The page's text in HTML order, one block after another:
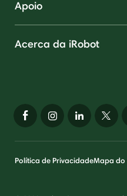
Apoio
Acerca da iRobot
Política de PrivacidadeMapa do